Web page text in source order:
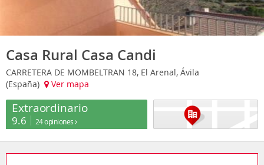
Casa Rural Casa Candi
CARRETERA DE MOMBELTRAN 18, El Arenal, Ávila
(España)
Ver mapa
Extraordinario
9.6 24 opiniones